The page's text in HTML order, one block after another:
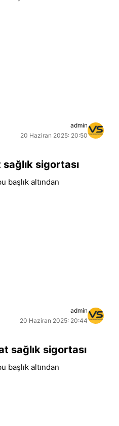
admin
20 Haziran 2025: 20:50
sigortası
başlık altından
admin
20 Haziran 2025: 20:44
sağlık sigortası
başlık altından